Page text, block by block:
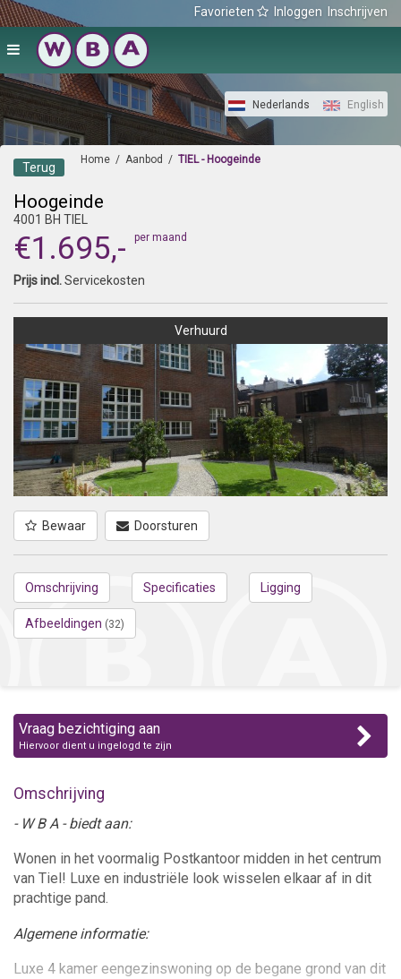
Favorieten Inloggen Inschrijven
Nederlands English
Home / Aanbod / TIEL - Hoogeinde
Terug
Hoogeinde
4001 BH TIEL
€1.695,- per maand
Prijs incl.Servicekosten
Verhuurd
Bewaar Doorsturen
Omschrijving Specificaties Ligging
Afbeeldingen (32)
Vraag bezichtiging aan
Hiervoor dient u ingelogd te zijn
Omschrijving
- W B A - biedt aan:
Wonen in het voormalig Postkantoor midden in het centrum
van Tiel! Luxe en industriële look wisselen elkaar af in dit
prachtige pand.
Algemene informatie:
Luxe 4 kamer eengezinswoning op de begane grond van dit